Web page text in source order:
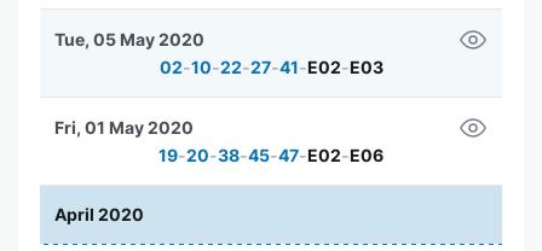
02-10-22-27-41-E02-E03
Tue, 05 May 2020
19-20-38-45-47-E02-E06
Fri, 01 May 2020
April 2020